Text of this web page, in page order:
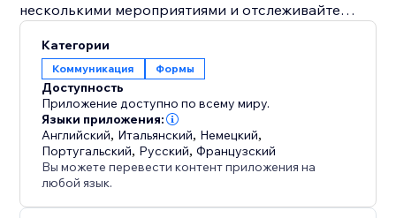
несколькими мероприятиями и отслеживайте
Идеально для хостов мероприятий,
организаторов или всех, кто стремится упростить
процесс отправки приглашений, Конструктор
форм RSVP делает планирование мероприятий
более эффективным и организованным.
Категории
Коммуникация Формы
Доступность
Приложение доступно по всему миру.
Языки приложения:
Английский, Итальянский, Немецкий,
Португальский, Русский,Французский
Вы можете перевести контент приложения на
любой язык.